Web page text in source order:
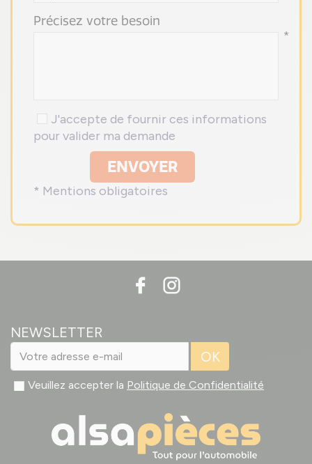
Précisez votre besoin
*
J'accepte de fournir ces informations
pour valider ma demande
ENVOYER
* Mentions obligatoires
NEWSLETTER
OK
Veuillez accepter la Politique de Confidentialité